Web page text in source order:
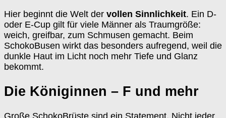
Hier beginnt die Welt der vollen Sinnlichkeit. Ein D-
oder E-Cup gilt für viele Männer als Traumgröße:
weich, greifbar, zum Schmusen gemacht. Beim
SchokoBusen wirkt das besonders aufregend, weil die
dunkle Haut im Licht noch mehr Tiefe und Glanz
bekommt.
Die Königinnen – F und mehr
Große SchokoBrüste sind ein Statement. Nicht jeder